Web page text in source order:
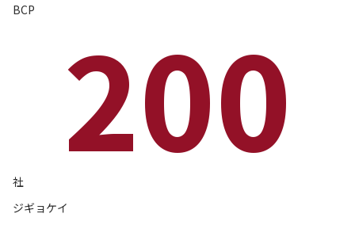
BCP
200
社
ジギョケイ